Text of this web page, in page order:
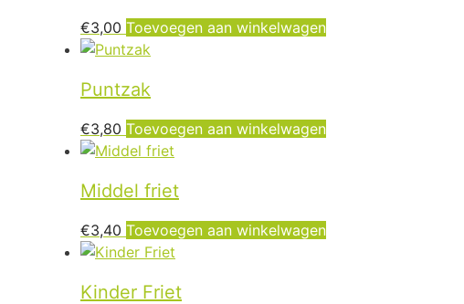
€3,00 Toevoegen aan winkelwagen
Puntzak
€3,80 Toevoegen aan winkelwagen
Middel friet
€3,40 Toevoegen aan winkelwagen
Kinder Friet